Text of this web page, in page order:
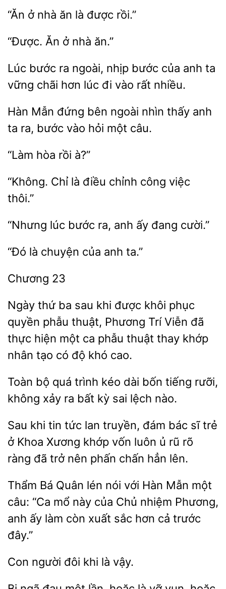
“Ăn ở được rồi.”
“Được. Ăn
bước ra ngoài, nhịp bước của anh ta
vững chãi
đi vào rất nhiều.
Hàn Mẫn đứng bên ngoài nhìn
anh
ta ra, bước vào
câu.
“Làm
“Không. điều chỉnh công việc
“Nhưng bước ra, ấy đang
là anh ta.”
Ngày thứ ba sau khi được khôi phục
quyền phẫu thuật, Phương Trí Viễn đã
thực hiện một ca
thuật thay
nhân tạo có độ khó
Toàn bộ trình kéo dài bốn
rưỡi,
xảy ra bất kỳ sai lệch nào.
Sau khi tin tức lan truyền, đám bác sĩ
ở Khoa Xương khớp vốn luôn ủ
rõ
ràng đã
nên phấn chấn hẳn lên.
Thẩm Bá Quân lén nói với Hàn
một
câu: “Ca mổ này của Chủ nhiệm Phương,
anh ấy làm còn xuất
cả trước
đây.”
Con người đôi